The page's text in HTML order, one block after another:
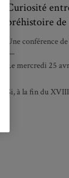
Curiosité
préhistoire de
Une conférence
—
Le mercredi 25
Si, à la fin du